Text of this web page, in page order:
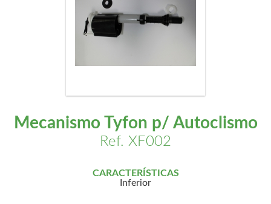
Mecanismo Tyfon p/ Autoclismo
Ref. XF002
CARACTERÍSTICAS
Inferior